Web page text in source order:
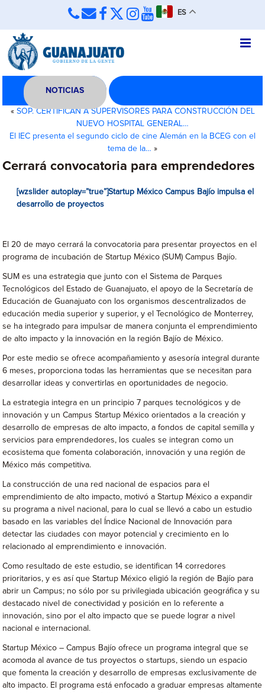
ES
NOTICIAS
« SOP. CERTIFICAN A SUPERVISORES PARA CONSTRUCCIÓN DEL
NUEVO HOSPITAL GENERAL…
El IEC presenta el segundo ciclo de cine Alemán en la BCEG con el
tema de la… »
Cerrará convocatoria para emprendedores
[wzslider autoplay=”true”]Startup México Campus Bajío impulsa el
desarrollo de proyectos
El 20 de mayo cerrará la convocatoria para presentar proyectos en el
programa de incubación de Startup México (SUM) Campus Bajío.
SUM es una estrategia que junto con el Sistema de Parques
Tecnológicos del Estado de Guanajuato, el apoyo de la Secretaría de
Educación de Guanajuato con los organismos descentralizados de
educación media superior y superior, y el Tecnológico de Monterrey,
se ha integrado para impulsar de manera conjunta el emprendimiento
de alto impacto y la innovación en la región Bajío de México.
Por este medio se ofrece acompañamiento y asesoría integral durante
6 meses, proporciona todas las herramientas que se necesitan para
desarrollar ideas y convertirlas en oportunidades de negocio.
La estrategia integra en un principio 7 parques tecnológicos y de
innovación y un Campus Startup México orientados a la creación y
desarrollo de empresas de alto impacto, a fondos de capital semilla y
servicios para emprendedores, los cuales se integran como un
ecosistema que fomenta colaboración, innovación y una región de
México más competitiva.
La construcción de una red nacional de espacios para el
emprendimiento de alto impacto, motivó a Startup México a expandir
su programa a nivel nacional, para lo cual se llevó a cabo un estudio
basado en las variables del Índice Nacional de Innovación para
detectar las ciudades con mayor potencial y crecimiento en lo
relacionado al emprendimiento e innovación.
Como resultado de este estudio, se identifican 14 corredores
prioritarios, y es así que Startup México eligió la región de Bajío para
abrir un Campus; no sólo por su privilegiada ubicación geográfica y su
destacado nivel de conectividad y posición en lo referente a
innovación, sino por el alto impacto que se puede lograr a nivel
nacional e internacional.
Startup México – Campus Bajío ofrece un programa integral que se
acomoda al avance de tus proyectos o startups, siendo un espacio
que fomenta la creación y desarrollo de empresas exclusivamente de
alto impacto. El programa está enfocado a graduar empresas altamente